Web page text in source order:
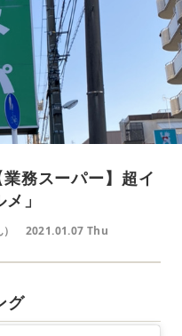
務スーパー】超イ
」
2021.01.07 Thu
グ